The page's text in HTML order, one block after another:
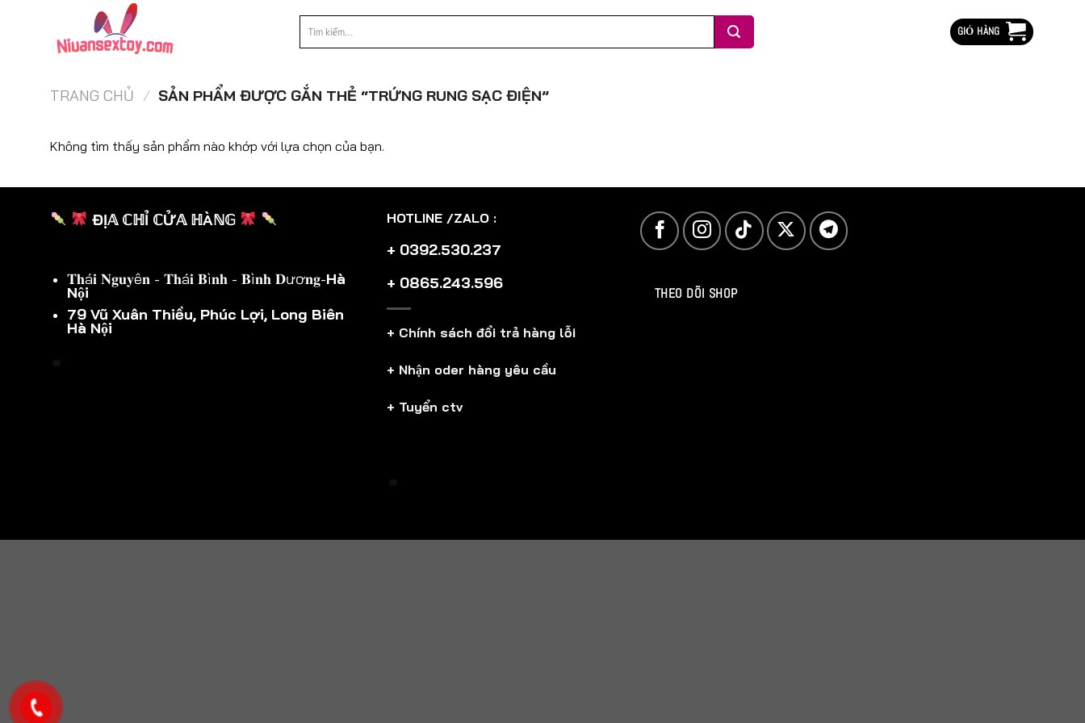
kiếm:
GIỎ HÀNG
TRANG CHỦ / SẢN PHẨM ĐƯỢC GẮN THẺ “TRỨNG RUNG SẠC ĐIỆN”
Không tìm thấy sản phẩm nào khớp với lựa chọn của bạn.
ĐỊ𝔸 ℂℍỈ ℂỬ𝔸 ℍÀℕ𝔾
𝐓𝐡á𝐢 𝐍𝐠𝐮𝐲ê𝐧 - 𝐓𝐡á𝐢 𝐁ì𝐧𝐡 - 𝐁ì𝐧𝐡 𝐃ươ𝐧𝐠-Hà
Nội
79 Vũ Xuân Thiều, Phúc Lợi, Long Biên
Hà Nội
HOTLINE /ZALO :
+ 0392.530.237
+ 0865.243.596
+ Chính sách đổi trả hàng lỗi
+ Nhận oder hàng yêu cầu
+ Tuyển ctv
THEO DÕI SHOP